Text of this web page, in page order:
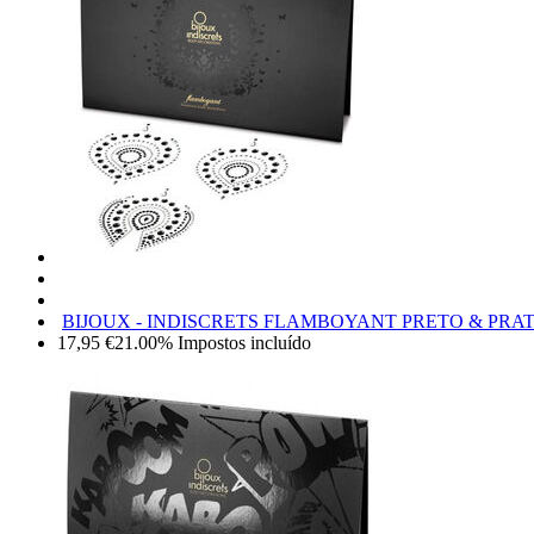
BIJOUX - INDISCRETS FLAMBOYANT PRETO &
17,95 €21.00% Impostos incluído